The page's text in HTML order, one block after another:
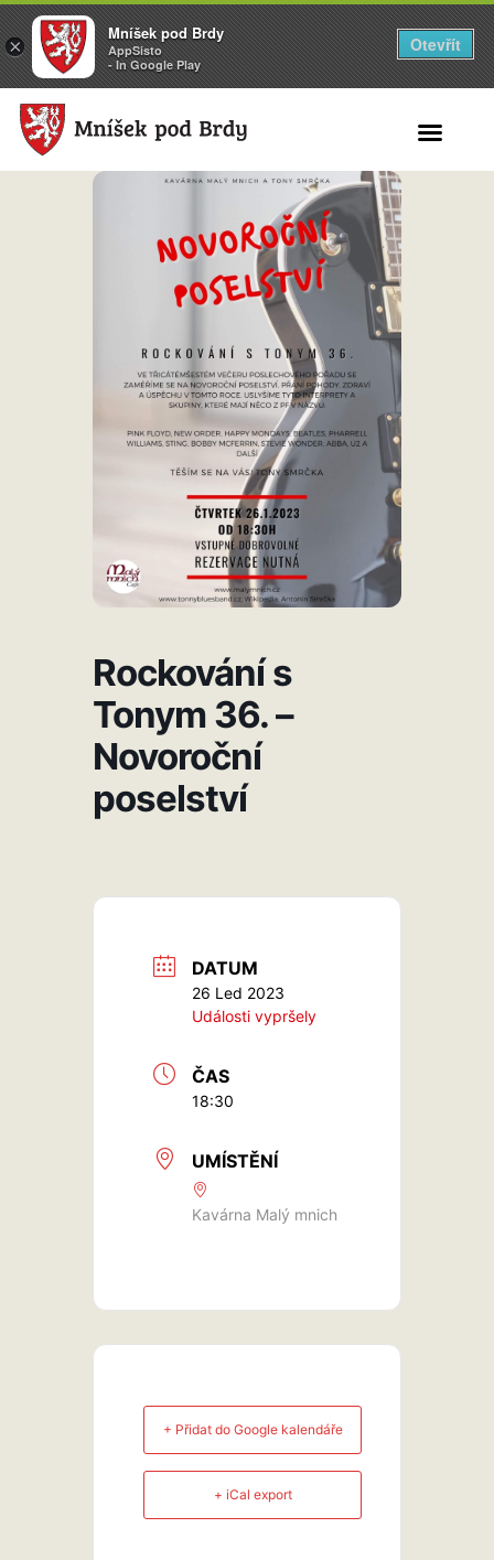
Rockování s
Tonym 36. –
Novoroční
poselství
DATUM
26 Led 2023
Události vypršely
ČAS
18:30
UMÍSTĚNÍ
Kavárna Malý mnich
+ Přidat do Google kalendáře
+ iCal export
×
Mníšek pod Brdy
AppSisto
- In Google Play
Otevřít